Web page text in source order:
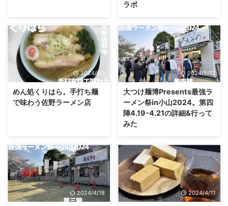
ラボ
2024/6/1
めん処くりはら。手打ち麺
で味わう佐野ラーメン店
2024/5/12
大つけ麺博Presents最強ラ
ーメン祭in小山2024。第四
陣4.19-4.21の詳細&行って
みた
2024/4/18 2024/4/11